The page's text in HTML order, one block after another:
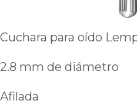
Cuchara para oído
2.8 mm de diámetro
Afilada